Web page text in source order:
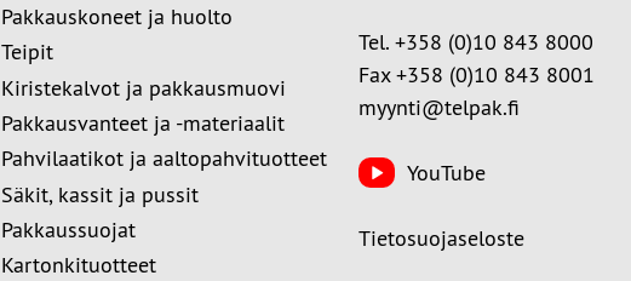
Pakkauskoneet ja huolto
Teipit
Kiristekalvot ja pakkausmuovi
Pakkausvanteet ja -materiaalit
Pahvilaatikot ja aaltopahvituotteet
Säkit, kassit ja pussit
Pakkaussuojat
Kartonkituotteet
Tel. +358 (0)10 843 8000
Fax +358 (0)10 843 8001
myynti@telpak.fi
YouTube
Tietosuojaseloste